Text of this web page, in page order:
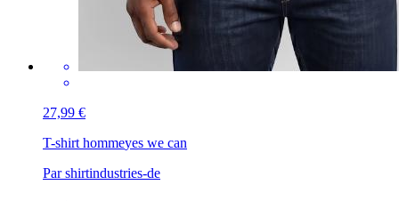
27,99 €
T-shirt hommeyes we can
Par shirtindustries-de